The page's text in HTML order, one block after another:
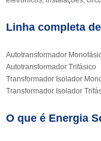
Linha completa
Autotransformador
Autotransformador Trifásico
Transformador Isolador
Transformador Isolador
O que é Energia